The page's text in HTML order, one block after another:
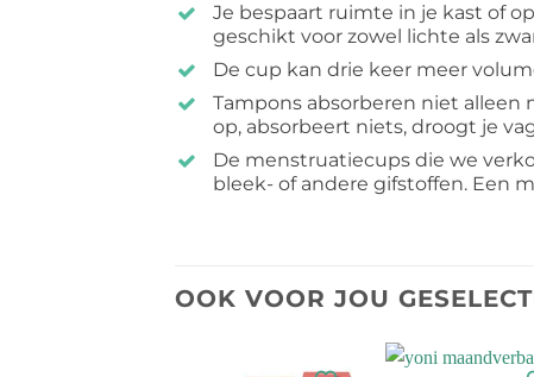
Je bespaart ruimte in je kast of
geschikt voor zowel lichte als
De cup kan drie keer meer
Tampons absorberen niet alleen
op, absorbeert niets, droogt je
De menstruatiecups die we
bleek- of andere gifstoffen. Een
OOK VOOR JOU